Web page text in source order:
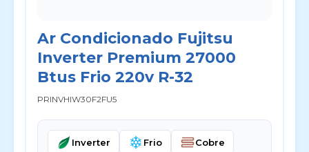
Ar Condicionado Fujitsu
Inverter Premium 27000
Btus Frio 220v R-32
PRINVHIW30F2FU5
Inverter Frio Cobre